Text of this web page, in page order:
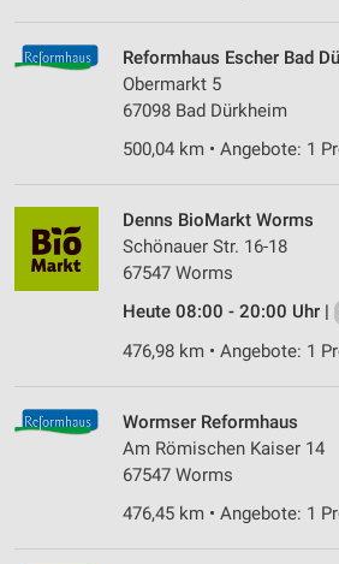
Reformhaus Escher Bad
Obermarkt 5
67098 Bad Dürkheim
500,04 km • Angebote: 1
Denns BioMarkt Worms
Schönauer Str. 16-18
67547 Worms
Heute 08:00 - 20:00 Uhr |
476,98 km • Angebote: 1
Wormser Reformhaus
Am Römischen Kaiser 14
67547 Worms
476,45 km • Angebote: 1